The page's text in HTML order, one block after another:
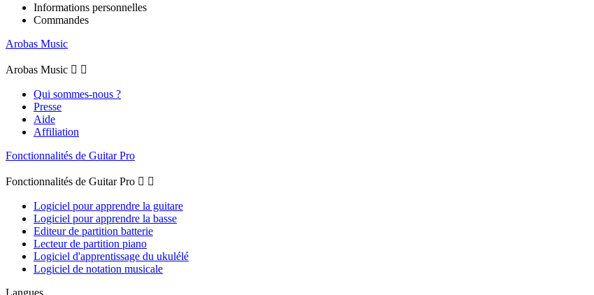
Informations personnelles
Commandes
Arobas Music
Arobas Music  
Qui sommes-nous ?
Presse
Aide
Affiliation
Fonctionnalités de Guitar Pro
Fonctionnalités de Guitar Pro  
Logiciel pour apprendre la guitare
Logiciel pour apprendre la basse
Editeur de partition batterie
Lecteur de partition piano
Logiciel d'apprentissage du ukulélé
Logiciel de notation musicale
Langues